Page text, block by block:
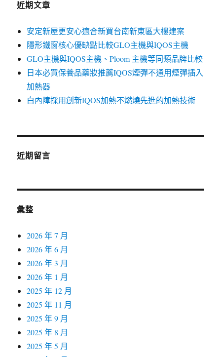
近期文章
安定新屋更安心適合新買台南新東區大樓建案
隱形鐵窗核心優缺點比較GLO主機與IQOS主機
GLO主機與IQOS主機、Ploom 主機等同類品牌比較
日本必買保養品藥妝推薦IQOS煙彈不通用煙彈插入
加熱器
白內障採用創新IQOS加熱不燃燒先進的加熱技術
近期留言
彙整
2026 年 7 月
2026 年 6 月
2026 年 3 月
2026 年 1 月
2025 年 12 月
2025 年 11 月
2025 年 9 月
2025 年 8 月
2025 年 5 月